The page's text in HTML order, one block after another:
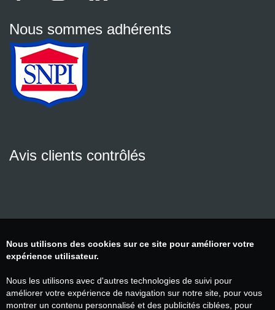
Nous sommes adhérents
Avis clients contrôlés
Nous utilisons des cookies sur ce site pour améliorer votre
expérience utilisateur.
Nous les utilisons avec d'autres technologies de suivi pour
améliorer votre expérience de navigation sur notre site, pour vous
montrer un contenu personnalisé et des publicités ciblées, pour